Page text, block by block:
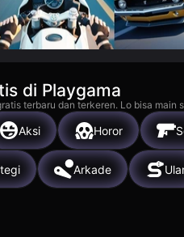
di Playgama
terbaru dan terkeren. Lo bisa
Aksi Horor
Arkade